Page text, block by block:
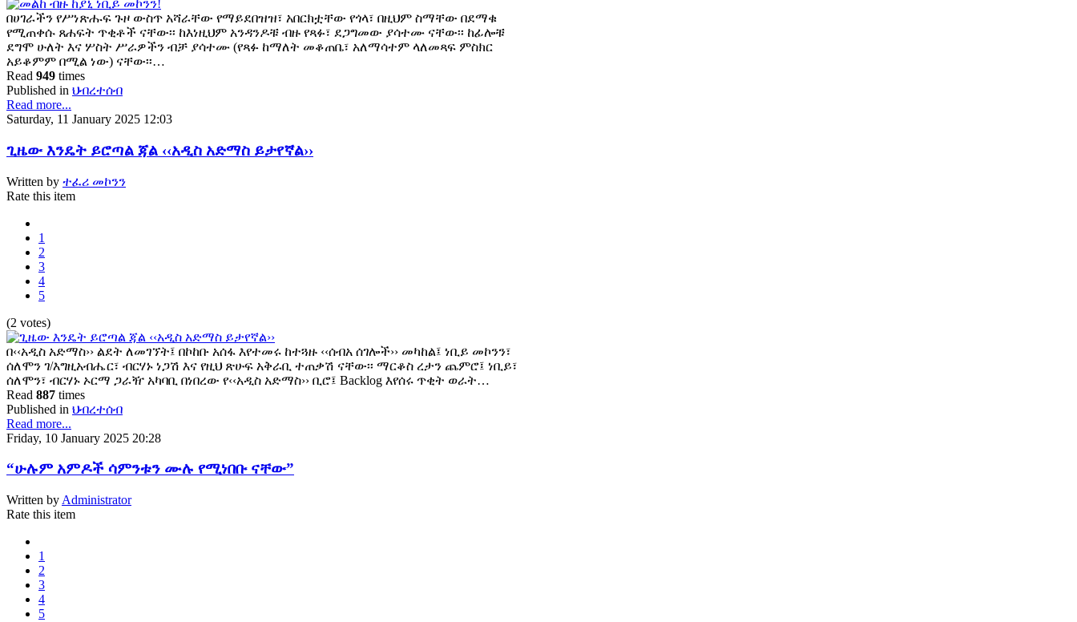
በሀገራችን የሥነጽሑፍ ጉዞ ውስጥ አሻራቸው የማይደበዝዝ፣ አበርክቷቸው የጎላ፣ በዚህም ስማቸው በደማቁ
የሚጠቀሱ ጸሐፍት ጥቂቶች ናቸው፡፡ ከእነዚህም አንዳንዶቹ ብዙ የጻፉ፣ ደጋግመው ያሳተሙ ናቸው፡፡ ከፊሎቹ
ደግሞ ሁለት እና ሦስት ሥራዎችን ብቻ ያሳተሙ (የጻፉ ከማለት መቆጠቤ፣ አለማሳተም ላለመጻፍ ምስክር
አይቆምም በሚል ነው) ናቸው፡፡…
Read 949 times
Published in ህብረተሰብ
Read more...
Saturday, 11 January 2025 12:03
ጊዜው እንዴት ይሮጣል ጃል ‹‹አዲስ አድማስ ይታየኛል››
Written by ተፈሪ መኮንን
Rate this item
1
2
3
4
5
(2 votes)
በ‹‹አዲስ አድማስ›› ልደት ለመገኘት፤ በኮከቡ አሰፋ እየተመሩ ከተጓዙ ‹‹ሰብአ ሰገሎች›› መካከል፤ ነቢይ መኮንን፣
ሰለሞን ገ/እግዚአብሔር፣ ብርሃኑ ነጋሽ እና የዚህ ጽሁፍ አቅራቢ ተጠቃሽ ናቸው፡፡ ማርቆስ ረታን ጨምሮ፤ ነቢይ፣
ሰለሞን፣ ብርሃኑ ኦርማ ጋራዥ አካባቢ በነበረው የ‹‹አዲስ አድማስ›› ቢሮ፤ Backlog እየሰሩ ጥቂት ወራት…
Read 887 times
Published in ህብረተሰብ
Read more...
Friday, 10 January 2025 20:28
“ሁሉም አምዶች ሳምንቱን ሙሉ የሚነበቡ ናቸው”
Written by Administrator
Rate this item
1
2
3
4
5